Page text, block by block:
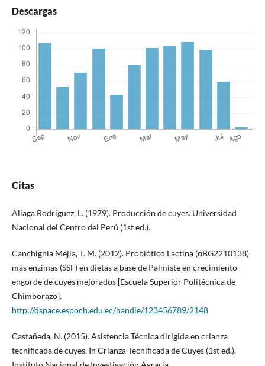
Descargas
Citas
Aliaga Rodríguez, L. (1979). Producción de cuyes. Universidad
Nacional del Centro del Perú (1st ed.).
Canchignia Mejia, T. M. (2012). Probiótico Lactina (αBG2210138)
más enzimas (SSF) en dietas a base de Palmiste en crecimiento
engorde de cuyes mejorados [Escuela Superior Politécnica de
Chimborazo].
http://dspace.espoch.edu.ec/handle/123456789/2148
Castañeda, N. (2015). Asistencia Técnica dirigida en crianza
tecnificada de cuyes. In Crianza Tecnificada de Cuyes (1st ed.).